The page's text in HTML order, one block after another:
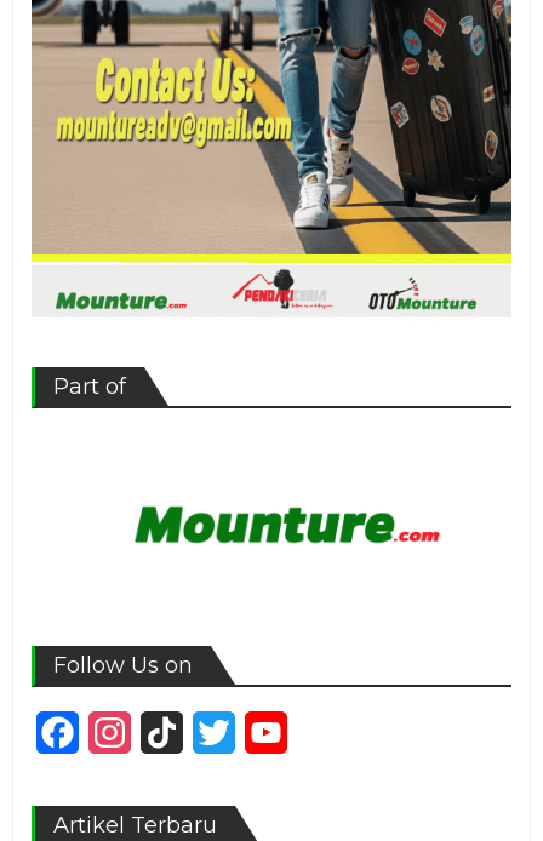
Part of
Follow Us on
FacebookInstagram
TikTok Twitter
Artikel Terbaru